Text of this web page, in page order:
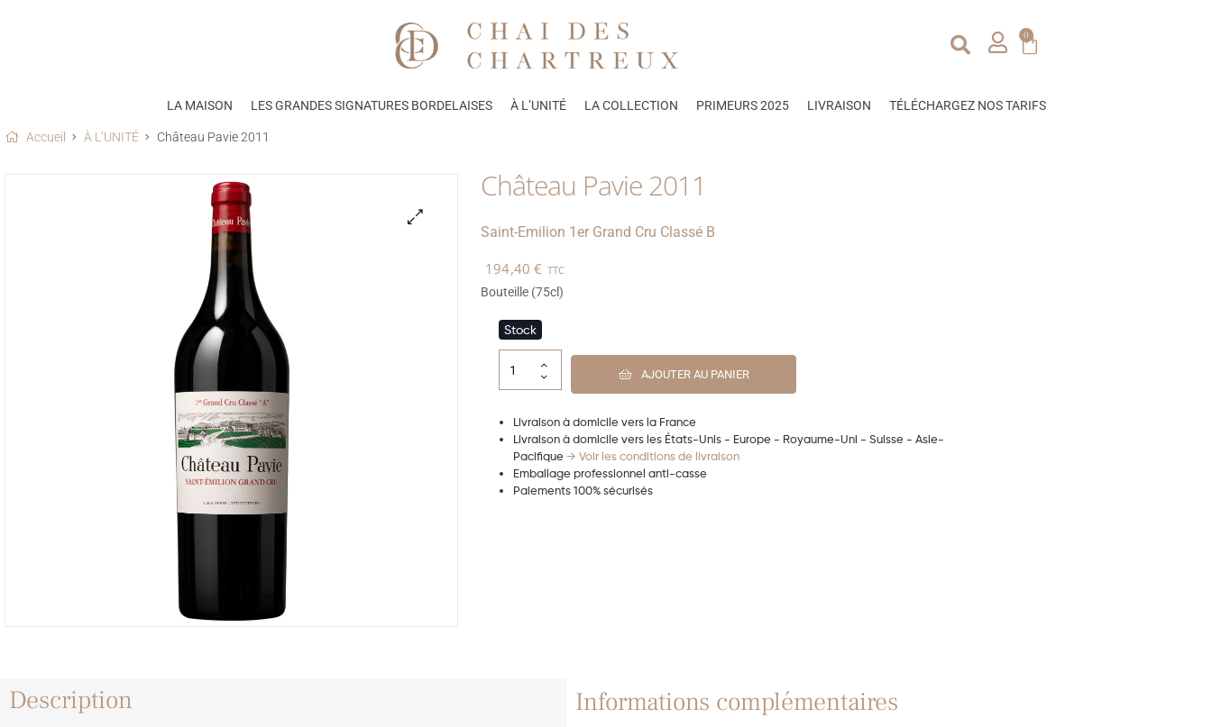
0
LA MAISON LES GRANDES SIGNATURES BORDELAISES À L’UNITÉ LA COLLECTION PRIMEURS 2025 LIVRAISON TÉLÉCHARGEZ NOS TARIFS
Accueil À L’UNITÉ Château Pavie 2011
Château Pavie 2011
Saint-Emilion 1er Grand Cru Classé B
194,40€ TTC
Bouteille (75cl)
Stock
AJOUTER AU PANIER
Livraison à domicile vers la France
Livraison à domicile vers les États-Unis - Europe - Royaume-Uni - Suisse - Asie-
Pacifique → Voir les conditions de livraison
Emballage professionnel anti-casse
Paiements 100% sécurisés
Description Informations complémentaires